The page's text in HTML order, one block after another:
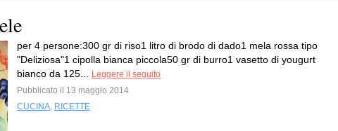
per 4 persone:300 gr di riso1 litro di brodo di dado1 mela rossa tipo
"Deliziosa"1 cipolla bianca piccola50 gr di burro1 vasetto di yougurt
bianco da 125...
Leggere il seguito
Pubblicato il 13 maggio 2014
CUCINA, RICETTE